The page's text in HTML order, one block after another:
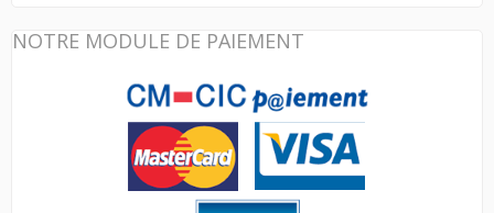
NOTRE MODULE DE PAIEMENT